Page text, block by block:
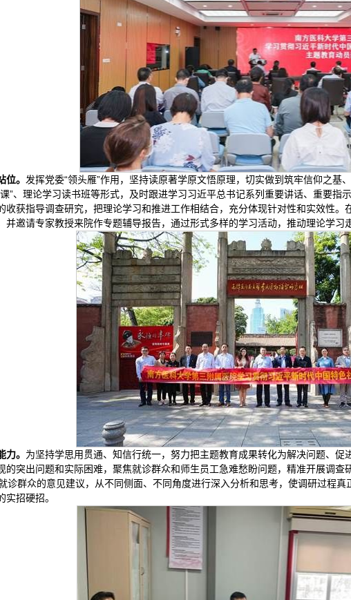
。 发挥党委“领头雁”作用，坚持读原著学原文悟原理，切实做到筑牢信仰之基
”、理论学习读书班等形式，及时跟进学习习近平总书记系列重要讲话、重要指
收获指导调查研究，把理论学习和推进工作相结合，充分体现针对性和实效性
并邀请专家教授来院作专题辅导报告，通过形式多样的学习活动，推动理论学习
。 为坚持学思用贯通、知信行统一，努力把主题教育成果转化为解决问题、
的突出问题和实际困难，聚焦就诊群众和师生员工急难愁盼问题，精准开展调
诊群众的意见建议，从不同侧面、不同角度进行深入分析和思考，使调研过程
招硬招。